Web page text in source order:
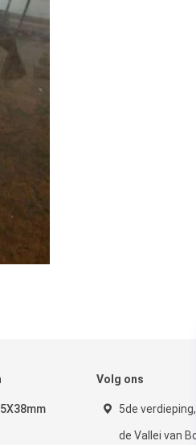
Volg ons
5de verdieping,
de Vallei van